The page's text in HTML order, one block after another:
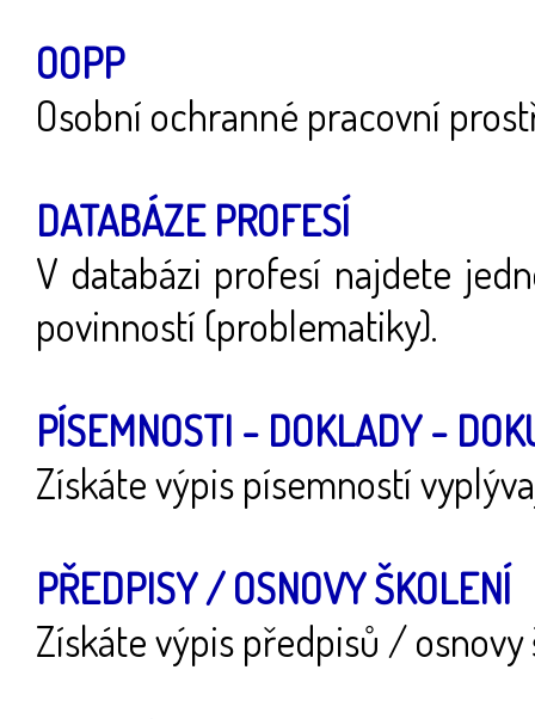
OOPP
Osobní ochranné pracovní
DATABÁZE PROFESÍ
V databázi profesí najdete
povinností (problematiky).
PÍSEMNOSTI - DOKLADY -
Získáte výpis písemností
PŘEDPISY / OSNOVY ŠKOLENÍ
Získáte výpis předpisů /